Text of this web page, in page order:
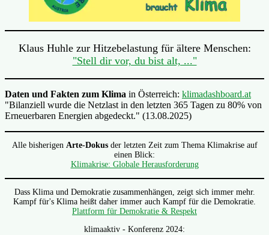
Klaus Huhle zur Hitzebelastung für ältere Menschen:
"Stell dir vor, du bist alt, ..."
Daten und Fakten zum Klima in Österreich: klimadashboard.at
"Bilanziell wurde die Netzlast in den letzten 365 Tagen zu 80% von
Erneuerbaren Energien abgedeckt." (13.08.2025)
Alle bisherigen Arte-Dokusder letzten Zeit zum Thema Klimakrise auf
einen Blick:
Klimakrise: Globale Herausforderung
Dass Klima und Demokratie zusammenhängen, zeigt sich immer mehr.
Kampf für's Klima heißt daher immer auch Kampf für die Demokratie.
Plattform für Demokratie & Respekt
klimaaktiv - Konferenz 2024: